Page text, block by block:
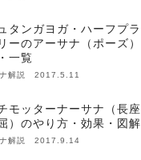
タンガヨガ・ハーフプラ
ーのアーサナ（ポーズ）
一覧
ナ解説 2017.5.11
モッターナーサナ（長座
）のやり方・効果・図解
ナ解説 2017.9.14